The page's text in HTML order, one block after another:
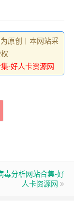
原创丨本网站采
-好人卡资源网
毒分析网站合集-好
人卡资源网